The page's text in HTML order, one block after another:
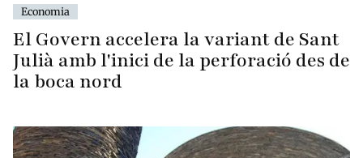
Economia
El Govern accelera la variant de Sant
Julià amb l'inici de la perforació des de
la boca nord